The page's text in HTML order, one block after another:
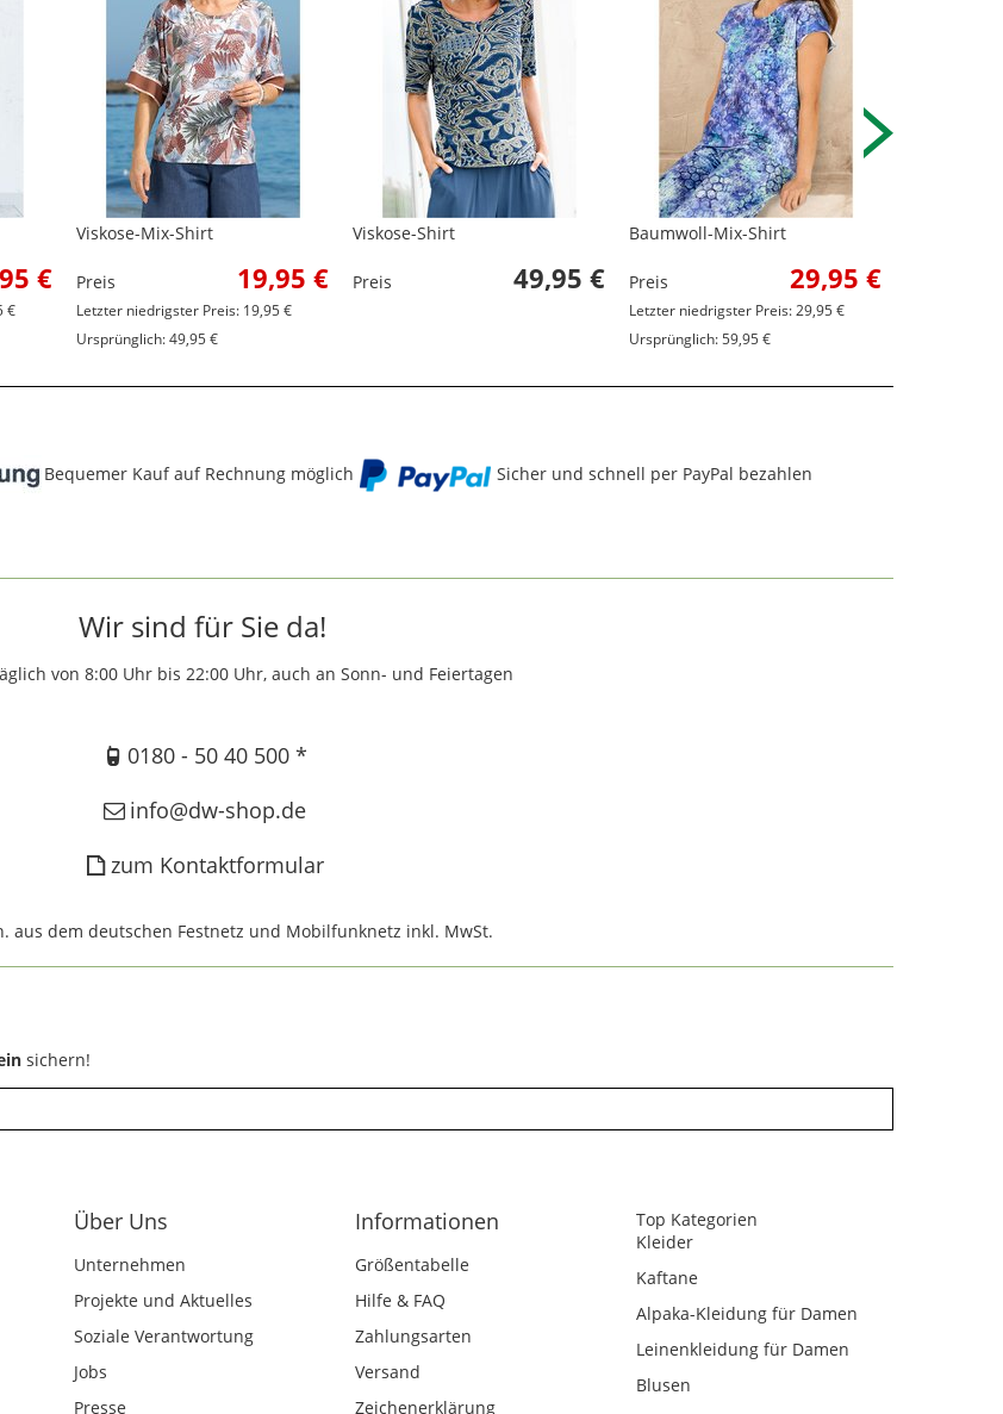
€
€
Viskose-Mix-Shirt
Preis 19,95 €
Letzter niedrigster Preis: 19,95 €
Ursprünglich: 49,95 €
Viskose-Shirt
Preis 49,95 €
Baumwoll-Mix-Shirt
Preis 29,95 €
Letzter niedrigster Preis: 29,95 €
Ursprünglich: 59,95 €
Bequemer Kauf auf Rechnung möglich Sicher und schnell per PayPal bezahlen
Wir sind für Sie da!
von 8:00 Uhr bis 22:00 Uhr, auch an Sonn- und Feiertagen
0180 - 50 40 500 *
info@dw-shop.de
zum Kontaktformular
aus dem deutschen Festnetz und Mobilfunknetz inkl. MwSt.
sichern!
Über Uns
Unternehmen
Projekte und Aktuelles
Soziale Verantwortung
Jobs
Presse
Informationen
Größentabelle
Hilfe & FAQ
Zahlungsarten
Versand
Zeichenerklärung
Top Kategorien
Kleider
Kaftane
Alpaka-Kleidung für Damen
Leinenkleidung für Damen
Blusen